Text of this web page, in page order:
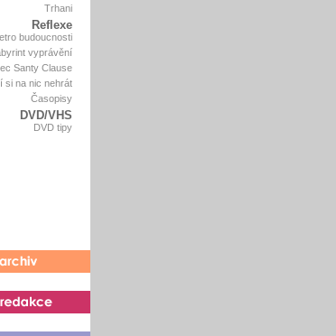
Trhani
Reflexe
budoucnosti
vyprávění
Santy Clause
si na nic nehrát
Časopisy
DVD/VHS
DVD tipy